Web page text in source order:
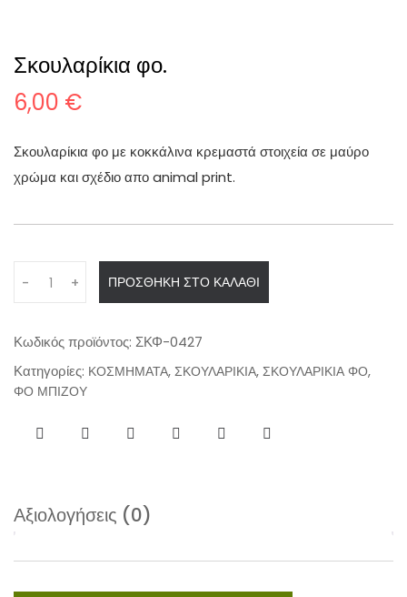
Σκουλαρίκια φο.
6,00 €
Σκουλαρίκια φο με κοκκάλινα κρεμαστά στοιχεία σε μαύρο
χρώμα και σχέδιο απο animal print.
n
i
t
- + ΠΡΟΣΘΉΚΗ ΣΤΟ ΚΑΛΆΘΙ
Κωδικός προϊόντος: ΣΚΦ-0427
Κατηγορίες: ΚΟΣΜΗΜΑΤΑ, ΣΚΟΥΛΑΡΙΚΙΑ, ΣΚΟΥΛΑΡΙΚΙΑ ΦΟ,
ΦΟ ΜΠΙΖΟΥ
Αξιολογήσεις (0)